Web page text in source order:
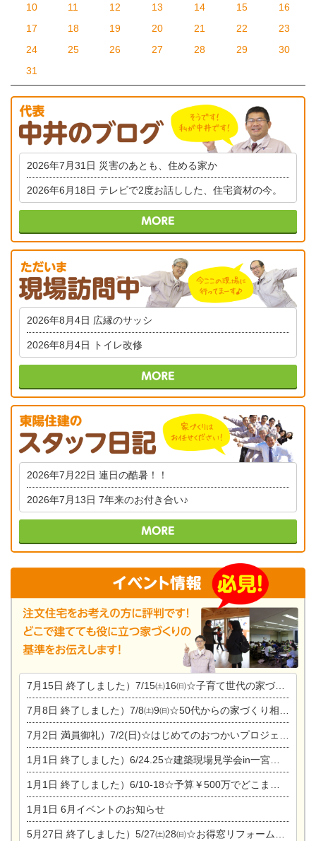
10
11 12 13 14 15
16
17
18 19 20 21 22
23
24
25 26 27 28 29
30
31
2026年7月31日 災害のあとも、住める家か
2026年6月18日 テレビで2度お話しした、住宅資材の今。
2026年8月4日 広縁のサッシ
2026年8月4日 トイレ改修
2026年7月22日 連日の酷暑！！
2026年7月13日 7年来のお付き合い♪
7月15日 終了しました）7/15㈯16㈰☆子育て世代の家づくり相談会
7月8日 終了しました）7/8㈯9㈰☆50代からの家づくり相談会
7月2日 満員御礼）7/2(日)☆はじめてのおつかいプロジェクト
1月1日 終了しました）6/24.25☆建築現場見学会in一宮市木曽川町
1月1日 終了しました）6/10-18☆予算￥500万でどこまでできるの？リフォーム相談会
1月1日 6月イベントのお知らせ
5月27日 終了しました）5/27㈯28㈰☆お得窓リフォーム個別相談会